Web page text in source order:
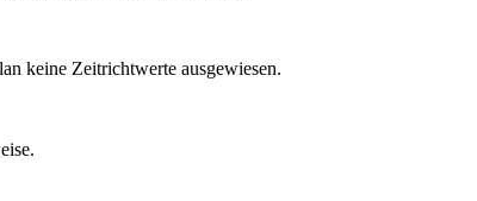
keine Zeitrichtwerte ausgewiesen.